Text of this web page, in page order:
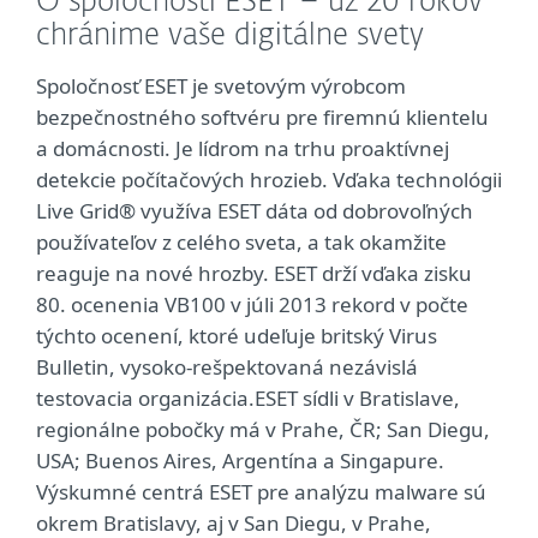
chránime vaše digitálne svety
Spoločnosť ESET je svetovým výrobcom
bezpečnostného softvéru pre firemnú klientelu
a domácnosti. Je lídrom na trhu proaktívnej
detekcie počítačových hrozieb. Vďaka technológii
Live Grid® využíva ESET dáta od dobrovoľných
používateľov z celého sveta, a tak okamžite
reaguje na nové hrozby. ESET drží vďaka zisku
80. ocenenia VB100 v júli 2013 rekord v počte
týchto ocenení, ktoré udeľuje britský Virus
Bulletin, vysoko-rešpektovaná nezávislá
testovacia organizácia.ESET sídli v Bratislave,
regionálne pobočky má v Prahe, ČR; San Diegu,
USA; Buenos Aires, Argentína a Singapure.
Výskumné centrá ESET pre analýzu malware sú
okrem Bratislavy, aj v San Diegu, v Prahe,